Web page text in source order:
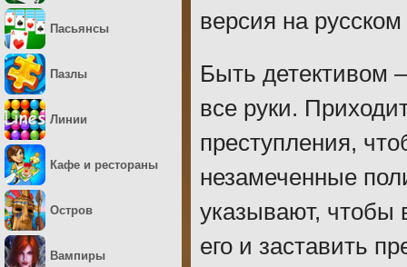
версия на
Быть детективом
все руки.
преступления,
незамеченные
указывают, чтобы
его и заставить
Пасьянсы
Пазлы
Линии
Кафе и рестораны
Остров
Вампиры